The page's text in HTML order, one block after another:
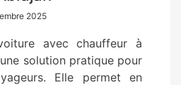
2025
avec chauffeur à
solution pratique pour
Elle permet en